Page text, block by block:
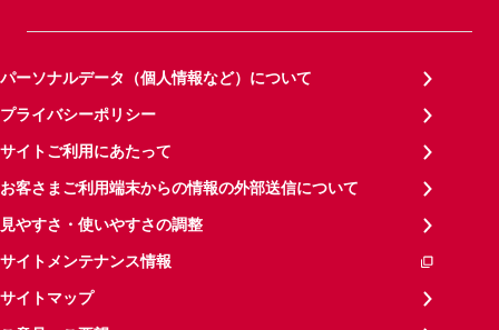
パーソナルデータ（個人情報など）について
プライバシーポリシー
サイトご利用にあたって
お客さまご利用端末からの情報の外部送信について
見やすさ・使いやすさの調整
サイトメンテナンス情報
サイトマップ